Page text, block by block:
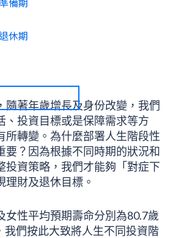
隨著年歲增長及身份改變，我們
、投資目標或是保障需求等方
所轉變。為什麼部署人生階段性
要？因為根據不同時期的狀況和
投資策略，我們才能夠「對症下
理財及退休目標。
女性平均預期壽命分別為80.7歲
我們按此大致將人生不同投資階
休期